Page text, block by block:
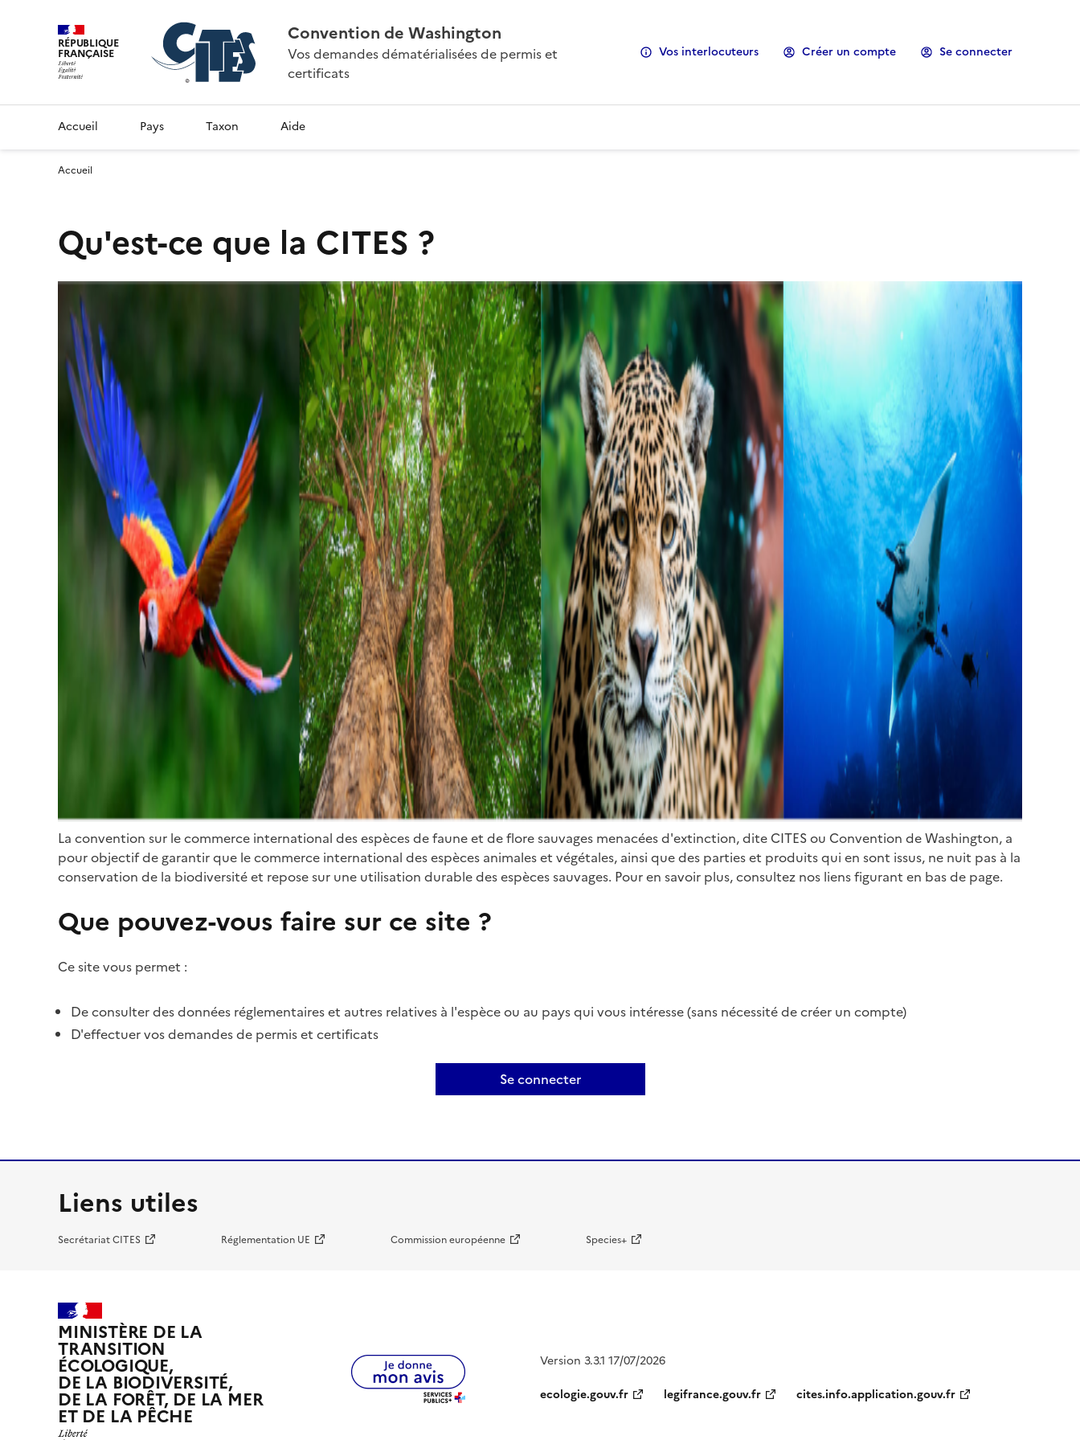
RÉPUBLIQUE
FRANÇAISE
Convention de Washington
Vos demandes dématérialisées de permis et
certificats
Vos interlocuteurs Créer un compte Se connecter
Accueil Pays Taxon Aide
Accueil
Qu'est-ce que la CITES ?
La convention sur le commerce international des espèces de faune et de flore sauvages menacées d'extinction, dite CITES ou Convention de Washington, a
pour objectif de garantir que le commerce international des espèces animales et végétales, ainsi que des parties et produits qui en sont issus, ne nuit pas à la
conservation de la biodiversité et repose sur une utilisation durable des espèces sauvages. Pour en savoir plus, consultez nos liens figurant en bas de page.
Que pouvez-vous faire sur ce site ?
Ce site vous permet :
De consulter des données réglementaires et autres relatives à l'espèce ou au pays qui vous intéresse (sans nécessité de créer un compte)
D'effectuer vos demandes de permis et certificats
Se connecter
Liens utiles
Secrétariat CITES Réglementation UE Commission européenne Species+
MINISTÈRE DE LA
TRANSITION
ÉCOLOGIQUE,
DE LA BIODIVERSITÉ,
DE LA FORÊT, DE LA MER
ET DE LA PÊCHE
Version 3.3.1 17/07/2026
ecologie.gouv.fr
legifrance.gouv.fr cites.info.application.gouv.fr